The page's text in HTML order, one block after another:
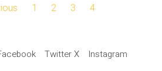
1 2 3 4
Twitter X
Instagram